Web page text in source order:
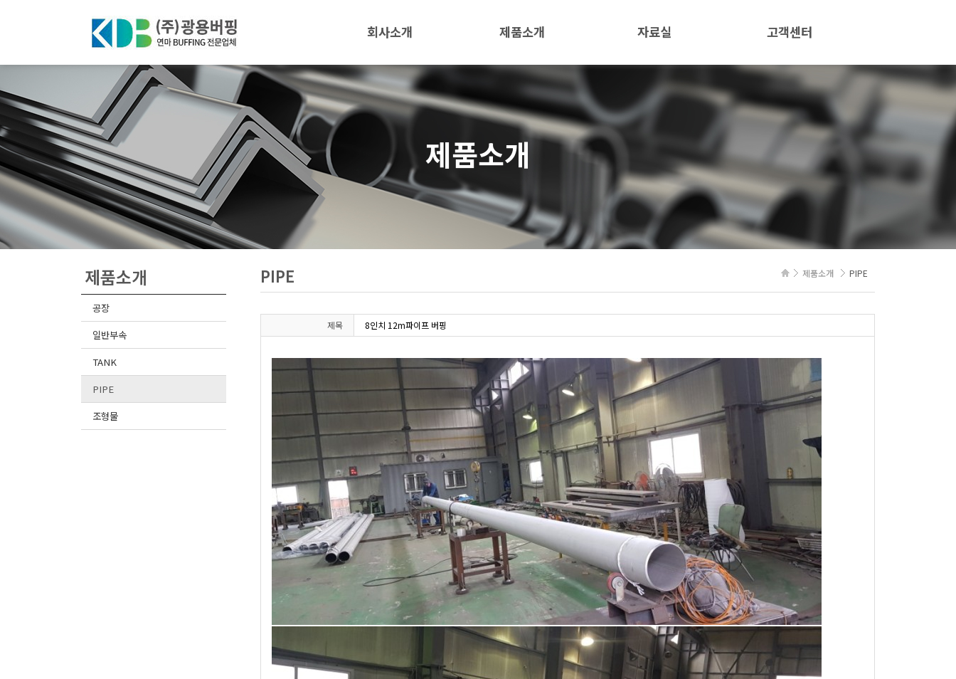
회사소개
인사말
연혁
오시는 길
제품소개
공장
일반부속
TANK
조형물
자료실
자료
PIPIE 규격 및 버핑조도
고객센터
공지사항
제품소개
제품소개
공장
일반부속
TANK
PIPE
조형물
제품소개 PIPE
PIPE
제목 8인치 12m파이프 버핑